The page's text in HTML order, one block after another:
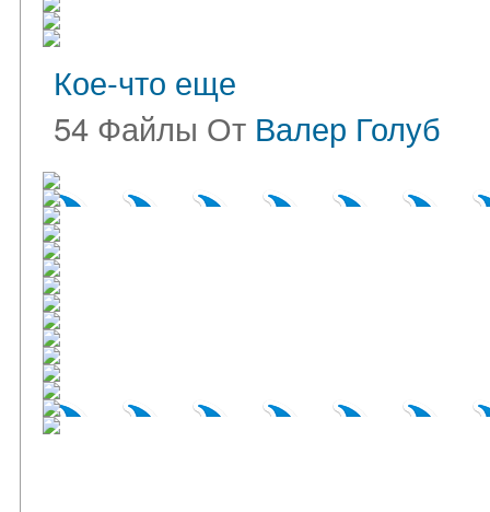
Кое-что еще
54 Файлы От Валер Голуб